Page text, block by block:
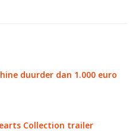
duurder dan 1.000 euro
Collection trailer